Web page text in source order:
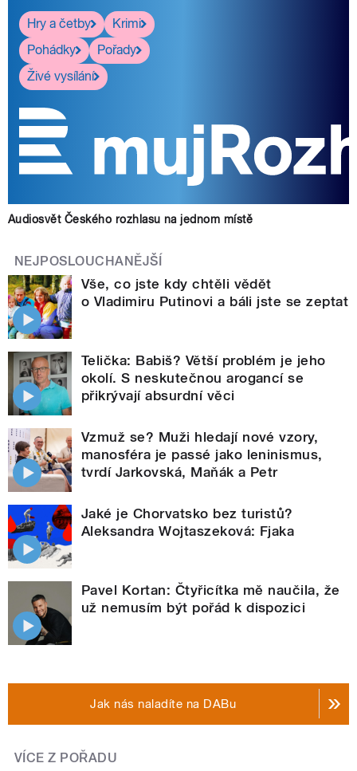
Hry a četby
Krimi
Pohádky
Pořady
Živé vysílání
Audiosvět Českého rozhlasu na jednom místě
NEJPOSLOUCHANĚJŠÍ
Vše, co jste kdy chtěli vědět
o Vladimiru Putinovi a báli jste se zeptat
Telička: Babiš? Větší problém je jeho
okolí. S neskutečnou arogancí se
přikrývají absurdní věci
Vzmuž se? Muži hledají nové vzory,
manosféra je passé jako leninismus,
tvrdí Jarkovská, Maňák a Petr
Jaké je Chorvatsko bez turistů?
Aleksandra Wojtaszeková: Fjaka
Pavel Kortan: Čtyřicítka mě naučila, že
už nemusím být pořád k dispozici
Jak nás naladíte na DABu
VÍCE Z POŘADU